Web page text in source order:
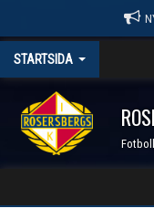
STARTSIDA
Fotboll